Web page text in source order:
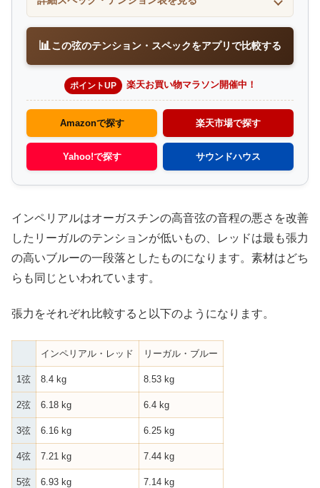
📊この弦のテンション・スペックをアプリで比較する
ポイントUP 楽天お買い物マラソン開催中！
Amazonで探す 楽天市場で探す
Yahoo!で探す サウンドハウス
インペリアルはオーガスチンの高音弦の音程の悪さを改善
したリーガルのテンションが低いもの、レッドは最も張力
の高いブルーの一段落としたものになります。素材はどち
らも同じといわれています。
張力をそれぞれ比較すると以下のようになります。
インペリアル・レッド リーガル・ブルー
1弦 8.4 kg 8.53 kg
2弦 6.18 kg 6.4 kg
3弦 6.16 kg 6.25 kg
4弦 7.21 kg 7.44 kg
5弦 6.93 kg 7.14 kg